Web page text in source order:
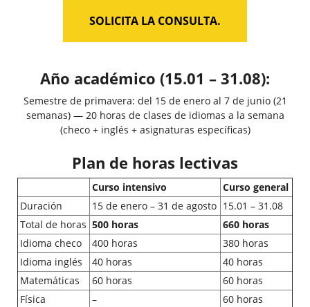
SOLICITA LA CONSULTA.
Año académico (15.01 – 31.08):
Semestre de primavera: del 15 de enero al 7 de junio (21
semanas) — 20 horas de clases de idiomas a la semana
(checo + inglés + asignaturas específicas)
Plan de horas lectivas
Curso intensivo
Curso general
Duración
15 de enero – 31 de agosto 15.01 – 31.08
Total de horas 500 horas
660 horas
Idioma checo
400 horas
380 horas
Idioma inglés
40 horas
40 horas
Matemáticas
60 horas
60 horas
Física
–
60 horas